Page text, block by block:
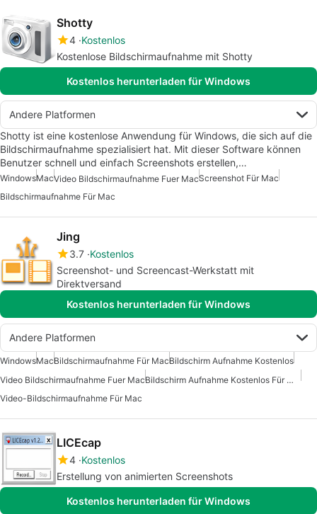
Shotty
4 Kostenlos
Kostenlose Bildschirmaufnahme mit Shotty
Kostenlos herunterladen für Windows
Andere Platformen
Shotty ist eine kostenlose Anwendung für Windows, die sich auf die
Bildschirmaufnahme spezialisiert hat. Mit dieser Software können
Benutzer schnell und einfach Screenshots erstellen,…
WindowsMacVideo Bildschirmaufnahme Fuer MacScreenshot Für Mac
Bildschirmaufnahme Für Mac
Jing
3.7 Kostenlos
Screenshot- und Screencast-Werkstatt mit
Direktversand
Kostenlos herunterladen für Windows
Andere Platformen
WindowsMacBildschirmaufnahme Für MacBildschirm Aufnahme Kostenlos
Video Bildschirmaufnahme Fuer Mac
Bildschirm Aufnahme Kostenlos Für Mac
Video-Bildschirmaufnahme Für Mac
LICEcap
4 Kostenlos
Erstellung von animierten Screenshots
Kostenlos herunterladen für Windows